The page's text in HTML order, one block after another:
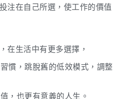
注在自己所選，使工作的價值
在生活中有更多選擇，
慣，跳脫舊的低效模式，調整
，也更有意義的人生。